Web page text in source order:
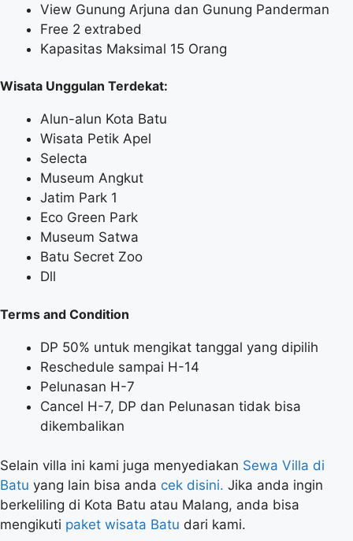
View Gunung Arjuna dan Gunung Panderman
Free 2 extrabed
Kapasitas Maksimal 15 Orang
Wisata Unggulan Terdekat:
Alun-alun Kota Batu
Wisata Petik Apel
Selecta
Museum Angkut
Jatim Park 1
Eco Green Park
Museum Satwa
Batu Secret Zoo
Dll
Terms and Condition
DP 50% untuk mengikat tanggal yang dipilih
Reschedule sampai H-14
Pelunasan H-7
Cancel H-7, DP dan Pelunasan tidak bisa
dikembalikan
Selain villa ini kami juga menyediakan Sewa Villa di
Batu yang lain bisa anda cek disini. Jika anda ingin
berkeliling di Kota Batu atau Malang, anda bisa
mengikuti paket wisata Batu dari kami.